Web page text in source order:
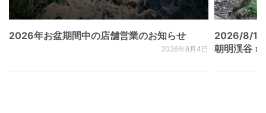
2026年お盆期間中の店舗営業のお知らせ
2026年8月4日
2026/8/
朝明渓谷 ×